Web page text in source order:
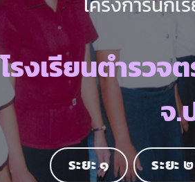
โรงเรียนตำรวจ
จ.
ระยะ ๑ ระยะ ๒